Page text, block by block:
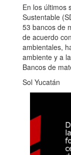
En los últimos
Sustentable
53 bancos de
de acuerdo
ambientales,
ambiente y a
Bancos de
Sol Yucatán